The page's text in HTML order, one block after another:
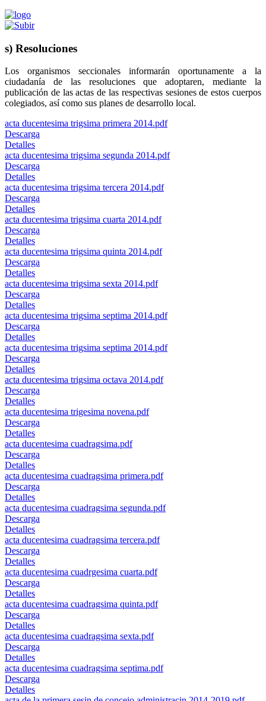
s) Resoluciones
Los organismos seccionales informarán oportunamente a la
ciudadanía de las resoluciones que adoptaren, mediante la
publicación de las actas de las respectivas sesiones de estos cuerpos
colegiados, así como sus planes de desarrollo local.
acta ducentesima trigsima primera 2014.pdf
Descarga
Detalles
acta ducentesima trigsima segunda 2014.pdf
Descarga
Detalles
acta ducentesima trigsima tercera 2014.pdf
Descarga
Detalles
acta ducentesima trigsima cuarta 2014.pdf
Descarga
Detalles
acta ducentesima trigsima quinta 2014.pdf
Descarga
Detalles
acta ducentesima trigsima sexta 2014.pdf
Descarga
Detalles
acta ducentesima trigsima septima 2014.pdf
Descarga
Detalles
acta ducentesima trigsima septima 2014.pdf
Descarga
Detalles
acta ducentesima trigsima octava 2014.pdf
Descarga
Detalles
acta ducentesima trigesima novena.pdf
Descarga
Detalles
acta ducentesima cuadragsima.pdf
Descarga
Detalles
acta ducentesima cuadragsima primera.pdf
Descarga
Detalles
acta ducentesima cuadragsima segunda.pdf
Descarga
Detalles
acta ducentesima cuadragsima tercera.pdf
Descarga
Detalles
acta ducentesima cuadrgesima cuarta.pdf
Descarga
Detalles
acta ducentesima cuadragsima quinta.pdf
Descarga
Detalles
acta ducentesima cuadragsima sexta.pdf
Descarga
Detalles
acta ducentesima cuadragsima septima.pdf
Descarga
Detalles